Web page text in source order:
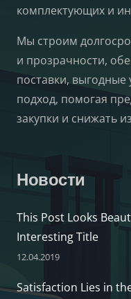
комплектующих и
Мы строим
и прозрачности,
поставки,
подход, помогая
закупки и снижать
Новости
This Post Looks
Interesting Title
12.04.2019
Satisfaction Lies in